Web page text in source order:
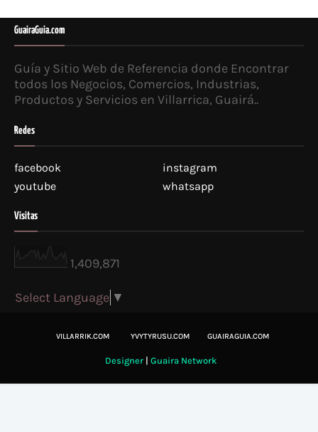
GuairaGuia.com
Guía y Sitio Web de Referencia donde Encontrar
todos los Negocios, Comercios, Industrias,
Productos y Servicios en Villarrica, Guairá..
Redes
facebook
instagram
youtube
whatsapp
Visitas
1,409,871
Select Language ▼
VILLARRIK.COM YVYTYRUSU.COM GUAIRAGUIA.COM
Designer| Guaira Network